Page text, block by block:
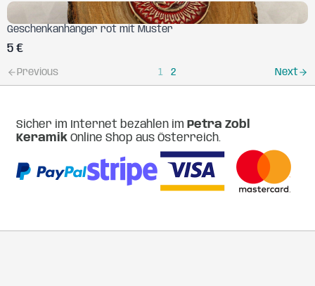
Geschenkanhänger rot mit Muster
5 €
Previous 1 2 Next
Sicher im Internet bezahlen im Petra Zobl
Keramik Online Shop aus Österreich.